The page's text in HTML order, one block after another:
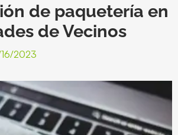
de paquetería en
de Vecinos
16/2023